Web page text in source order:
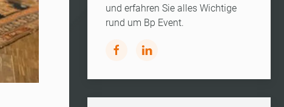
und erfahren Sie alles Wichtige
rund um Bp Event.